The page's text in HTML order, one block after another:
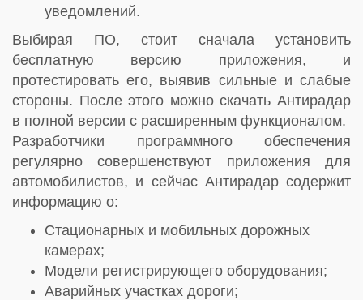
уведомлений.
Выбирая ПО, стоит сначала установить
бесплатную версию приложения, и
протестировать его, выявив сильные и слабые
стороны. После этого можно скачать Антирадар
в полной версии с расширенным функционалом.
Разработчики программного обеспечения
регулярно совершенствуют приложения для
автомобилистов, и сейчас Антирадар содержит
информацию о:
Стационарных и мобильных дорожных
камерах;
Модели регистрирующего оборудования;
Аварийных участках дороги;